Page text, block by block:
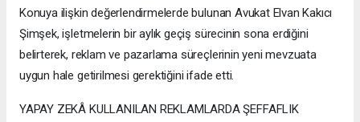
Konuya ilişkin değerlendirmelerde bulunan Avukat Elvan Kakıcı
Şimşek, işletmelerin bir aylık geçiş sürecinin sona erdiğini
belirterek, reklam ve pazarlama süreçlerinin yeni mevzuata
uygun hale getirilmesi gerektiğini ifade etti.
YAPAY ZEKÂ KULLANILAN REKLAMLARDA ŞEFFAFLIK